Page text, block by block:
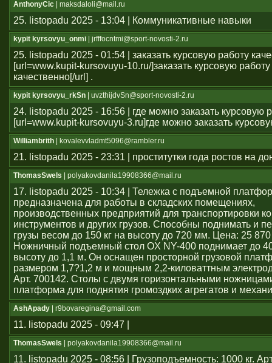
AnthonyCic | maksdaloli@mail.ru
25. listopadu 2025 - 13:04 | Коммуникативные навыки
kypit kyrsovyu_onmi | jrfffocntmi@sport-novosti-2.ru
25. listopadu 2025 - 01:54 | заказать курсовую работу
[url=www.kupit-kursovuyu-10.ru/]заказать курсовую работу
качественно[/url] .
kypit kyrsovyu_rkSn | uvzthijdvSn@sport-novosti-2.ru
24. listopadu 2025 - 16:56 | где можно заказать курсовую
[url=www.kupit-kursovuyu-3.ru]где можно заказать
Williambrith | kovalevvladmt5096@rambler.ru
21. listopadu 2025 - 23:31 | проститутки года ростов на
ThomasSwels | polyakovdanila19908366@mail.ru
17. listopadu 2025 - 10:34 | Тележка с подъемной
предназначена для работы в складских помещениях,
производственных предприятий для транспортировки
инструментов и других грузов. Способны поднимать и
грузы весом до 150 кг на высоту до 720 мм. Цена: 25
Ножничный подъемный стол OX NY-400 поднимает до
высоту до 1,1 м. Он оснащен просторной грузовой
размером 1,7?1,2 м и мощным 2,2-киловаттным
Арт. 700142. Столы с двумя горизонтальными
платформа для поднятия громоздких агрегатов и
AshApady | r9bovaregina@gmail.com
11. listopadu 2025 - 09:47 |
ThomasSwels | polyakovdanila19908366@mail.ru
11. listopadu 2025 - 08:56 | Грузоподъемность: 1000 кг.